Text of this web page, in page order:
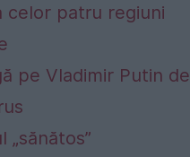
celor patru regiuni
pe Vladimir Putin de
„sănătos”